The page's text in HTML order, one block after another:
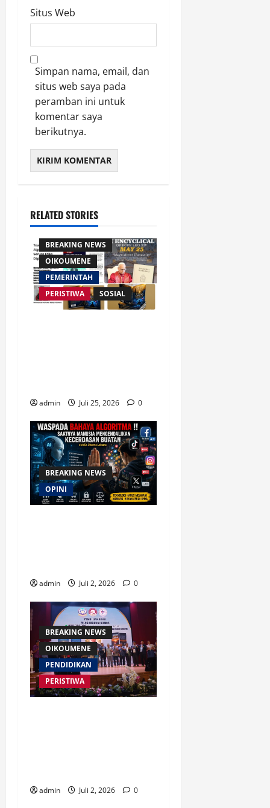
Situs Web
Simpan nama, email, dan
situs web saya pada
peramban ini untuk
komentar saya
berikutnya.
RELATED STORIES
AGAMA
BREAKING NEWS
OIKOUMENE
PEMERINTAH
PERISTIWA
SOSIAL
admin Juli 25, 2026 0
BREAKING NEWS
OPINI
admin Juli 2, 2026 0
BREAKING NEWS
OIKOUMENE
PENDIDIKAN
PERISTIWA
admin Juli 2, 2026 0